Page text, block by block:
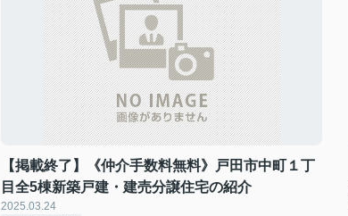
【掲載終了】《仲介手数料無料》戸田市中町１丁
目全5棟新築戸建・建売分譲住宅の紹介
2025.03.24